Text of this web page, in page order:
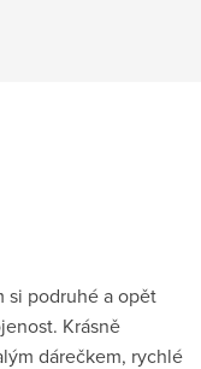
si podruhé a opět
Krásně
dárečkem, rychlé